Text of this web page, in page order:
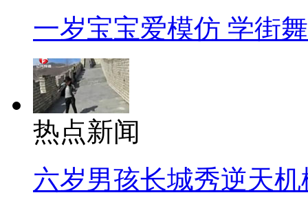
一岁宝宝爱模仿 学街
热点新闻
六岁男孩长城秀逆天机